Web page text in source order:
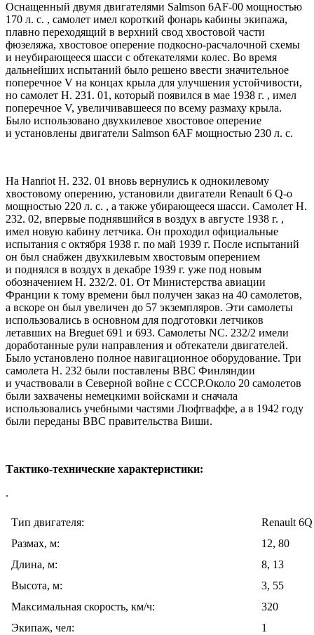
Оснащенный двумя двигателями Salmson 6AF-00 мощностью
170 л. с. , самолет имел короткий фонарь кабины экипажа,
плавно переходящий в верхний свод хвостовой части
фюзеляжа, хвостовое оперение подкосно-расчалочной схемы
и неубирающееся шасси с обтекателями колес. Во время
дальнейших испытаний было решено ввести значительное
поперечное V на концах крыла для улучшения устойчивости,
но самолет H. 231. 01, который появился в мае 1938 г. , имел
поперечное V, увеличивавшееся по всему размаху крыла.
Было использовано двухкилевое хвостовое оперение
и установлены двигатели Salmson 6AF мощностью 230 л. с.
На Hanriot H. 232. 01 вновь вернулись к однокилевому
хвостовому оперению, установили двигатели Renault 6 Q-o
мощностью 220 л. с. , а также убирающееся шасси. Самолет H.
232. 02, впервые поднявшийся в воздух в августе 1938 г. ,
имел новую кабину летчика. Он проходил официальные
испытания с октября 1938 г. по май 1939 г. После испытаний
он был снабжен двухкилевым хвостовым оперением
и поднялся в воздух в декабре 1939 г. уже под новым
обозначением H. 232/2. 01. От Министерства авиации
Франции к тому времени был получен заказ на 40 самолетов,
а вскоре он был увеличен до 57 экземпляров. Эти самолеты
использовались в основном для подготовки летчиков
летавших на Breguet 691 и 693. Самолеты NC. 232/2 имели
доработанные рули направления и обтекатели двигателей.
Было установлено полное навигационное оборудование. Три
самолета H. 232 были поставлены ВВС Финляндии
и участвовали в Северной войне с СССР.Около 20 самолетов
были захвачены немецкими войсками и сначала
использовались учебными частями Люфтваффе, а в 1942 году
были переданы ВВС правительства Виши.
Тактико-технические характеристики:
.
Тип двигателя:
Renault 6Q
Размах, м:
12, 80
Длина, м:
8, 13
Высота, м:
3, 55
Максимальная скорость, км/ч:
320
Экипаж, чел:
1